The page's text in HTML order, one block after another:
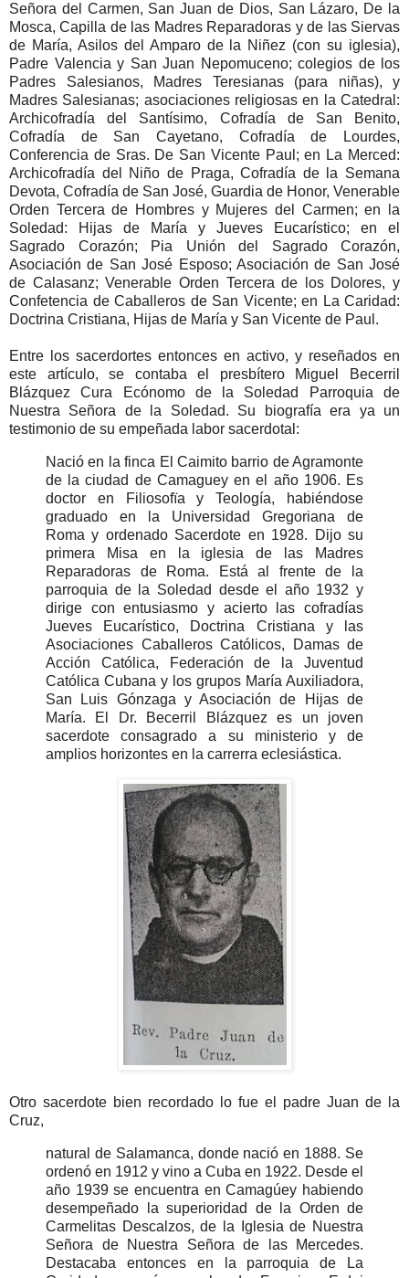
Señora del Carmen, San Juan de Dios, San Lázaro, De la
Mosca, Capilla de las Madres Reparadoras y de las Siervas
de María, Asilos del Amparo de la Niñez (con su iglesia),
Padre Valencia y San Juan Nepomuceno; colegios de los
Padres Salesianos, Madres Teresianas (para niñas), y
Madres Salesianas; asociaciones religiosas en la Catedral:
Archicofradía del Santísimo, Cofradía de San Benito,
Cofradía de San Cayetano, Cofradía de Lourdes,
Conferencia de Sras. De San Vicente Paul; en La Merced:
Archicofradía del Niño de Praga, Cofradía de la Semana
Devota, Cofradía de San José, Guardia de Honor, Venerable
Orden Tercera de Hombres y Mujeres del Carmen; en la
Soledad: Hijas de María y Jueves Eucarístico; en el
Sagrado Corazón; Pia Unión del Sagrado Corazón,
Asociación de San José Esposo; Asociación de San José
de Calasanz; Venerable Orden Tercera de los Dolores, y
Confetencia de Caballeros de San Vicente; en La Caridad:
Doctrina Cristiana, Hijas de María y San Vicente de Paul.
Entre los sacerdortes entonces en activo, y reseñados en
este artículo, se contaba el presbítero Miguel Becerril
Blázquez Cura Ecónomo de la Soledad Parroquia de
Nuestra Señora de la Soledad. Su biografía era ya un
testimonio de su empeñada labor sacerdotal:
Nació en la finca El Caimito barrio de Agramonte
de la ciudad de Camaguey en el año 1906. Es
doctor en Filiosofïa y Teología, habiéndose
graduado en la Universidad Gregoriana de
Roma y ordenado Sacerdote en 1928. Dijo su
primera Misa en la iglesia de las Madres
Reparadoras de Roma. Está al frente de la
parroquia de la Soledad desde el año 1932 y
dirige con entusiasmo y acierto las cofradías
Jueves Eucarístico, Doctrina Cristiana y las
Asociaciones Caballeros Católicos, Damas de
Acción Católica, Federación de la Juventud
Católica Cubana y los grupos María Auxiliadora,
San Luis Gónzaga y Asociación de Hijas de
María. El Dr. Becerril Blázquez es un joven
sacerdote consagrado a su ministerio y de
amplios horizontes en la carrerra eclesiástica.
Otro sacerdote bien recordado lo fue el padre Juan de la
Cruz,
natural de Salamanca, donde nació en 1888. Se
ordenó en 1912 y vino a Cuba en 1922. Desde el
año 1939 se encuentra en Camagúey habiendo
desempeñado la superioridad de la Orden de
Carmelitas Descalzos, de la Iglesia de Nuestra
Señora de Nuestra Señora de las Mercedes.
Destacaba entonces en la parroquia de La